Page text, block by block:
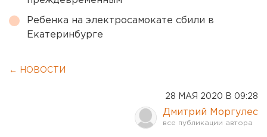
Ребенка на электросамокате сбили в
Екатеринбурге
← НОВОСТИ
28 МАЯ 2020 В 09:28
Дмитрий Моргулес